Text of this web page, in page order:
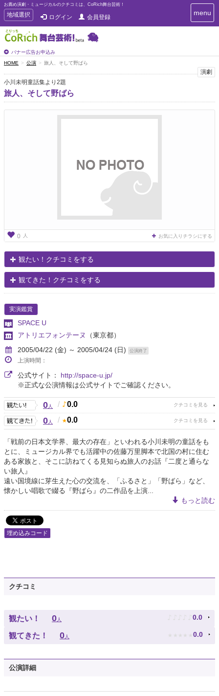
お薦め演劇・ミュージカルのクチコミは、CoRich舞台芸術！
T
o
g
g
e
n
a
v
i
g
地域選択 ログイン 会員登録
バナー広告お申込み
T
o
i
g
menu
HOME 公演 旅人、そして野ばら
演劇
小川未明童話集より2題
旅人、そして野ばら
0 人 お気に入りチラシにする
観たい！クチコミをする
観てきた！クチコミをする
実演鑑賞
SPACE U
アトリエフォンテーヌ
（東京都）
2005/04/22 (金) ～ 2005/04/24 (日)
公演終了
上演時間：
公式サイト： http://space-u.jp/
※正式な公演情報は公式サイトでご確認ください。
0人 / 0.0
0人 / 0.0
「戦前の日本文学界、最大の存在」といわれる小川未明の童話をも
とに、ミュージカル界でも活躍中の佐藤万里脚本で北国の村に住む
ある家族と、そこに訪ねてくる見知らぬ旅人のお話『二度と通らな
い旅人』
遠い国境線に芽生えた心の交流を、「ふるさと」「野ばら」など、
懐かしい唱歌で綴る『野ばら』の二作品を上演...
もっと読む
埋め込みコード
クチコミ
観たい！ 0人 ♪ ♪ ♪ ♪ ♪ 0.0
観てきた！ 0人 ★ ★ ★ ★ ★ 0.0
公演詳細